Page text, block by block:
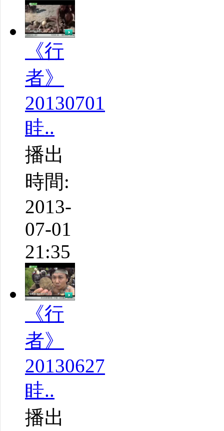
《行
者》
20130701
眭..
播出
時間:
2013-
07-01
21:35
《行
者》
20130627
眭..
播出